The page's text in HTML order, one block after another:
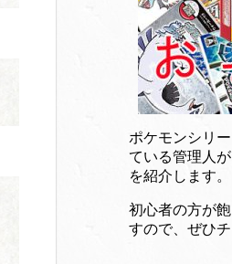
ポケモンシリ
ている管理人
を紹介します。
初心者の方が
すので、ぜひ